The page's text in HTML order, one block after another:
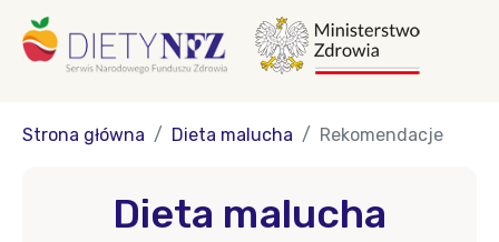
Strona główna Dieta malucha Rekomendacje
Dieta malucha